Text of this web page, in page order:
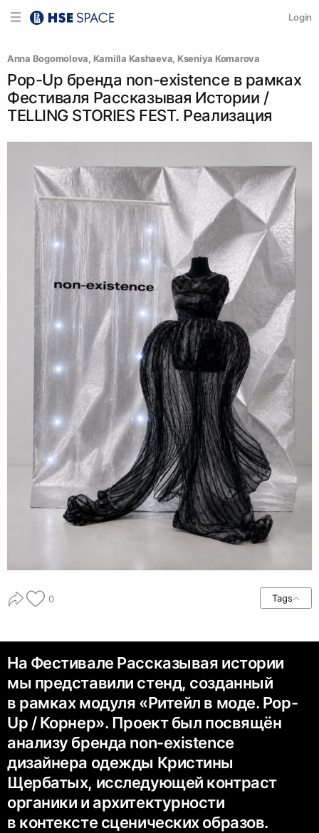
Login
Anna Bogomolova, Kamilla Kashaeva, Kseniya Komarova
Pop-Up бренда non-existence в рамках
Фестиваля Рассказывая Истории /
TELLING STORIES FEST. Реализация
0 Tags
На Фестивале Рассказывая истории
мы представили стенд, созданный
в рамках модуля «Ритейл в моде. Pop-
Up / Корнер». Проект был посвящён
анализу бренда non-existence
дизайнера одежды Кристины
Щербатых, исследующей контраст
органики и архитектурности
в контексте сценических образов.